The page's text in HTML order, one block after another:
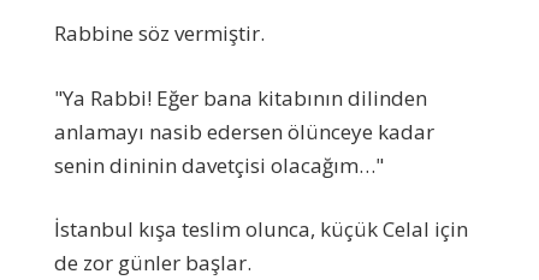
Rabbine söz vermiştir.
"Ya Rabbi! Eğer bana kitabının dilinden
anlamayı nasib edersen ölünceye kadar
senin dininin davetçisi olacağım…"
İstanbul kışa teslim olunca, küçük Celal için
de zor günler başlar.